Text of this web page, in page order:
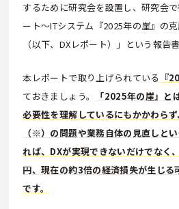
するために研究会を設置し、研究会
ート～ITシステム『2025年の崖』の
（以下、DXレポート）」という報告
本レポートで取り上げられている 『
ておきましょう。
「2025年の崖」と
必要性を理解しているにもかかわら
（※）の問題や業務自体の見直しと
れば、DXが実現できないだけでなく
円、現在の約3倍の経済損失が生じる
です。